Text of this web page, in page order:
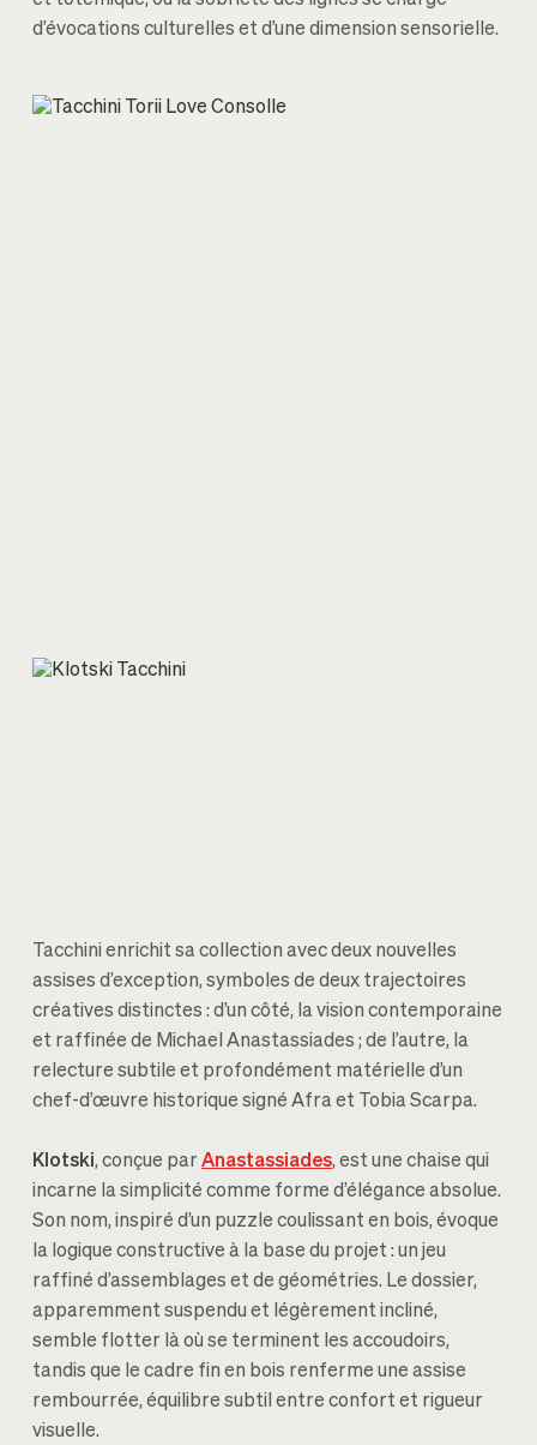
d’évocations culturelles et d’une dimension sensorielle.
Tacchini enrichit sa collection avec deux nouvelles
assises d’exception, symboles de deux trajectoires
créatives distinctes : d’un côté, la vision contemporaine
et raffinée de Michael Anastassiades ; de l’autre, la
relecture subtile et profondément matérielle d’un
chef-d’œuvre historique signé Afra et Tobia Scarpa.
Klotski, conçue parAnastassiades, est une chaise qui
incarne la simplicité comme forme d’élégance absolue.
Son nom, inspiré d’un puzzle coulissant en bois, évoque
la logique constructive à la base du projet : un jeu
raffiné d’assemblages et de géométries. Le dossier,
apparemment suspendu et légèrement incliné,
semble flotter là où se terminent les accoudoirs,
tandis que le cadre fin en bois renferme une assise
rembourrée, équilibre subtil entre confort et rigueur
visuelle.